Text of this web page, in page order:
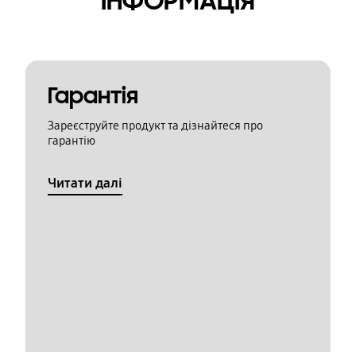
Гарантія
Зареєструйте продукт та дізнайтеся про
гарантію
Читати далі